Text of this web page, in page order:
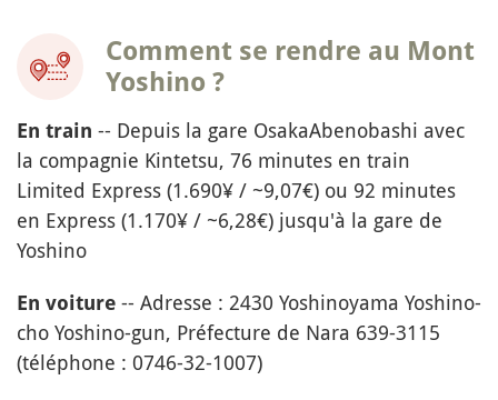
Comment se rendre au Mont
Yoshino ?
En train -- Depuis la gare OsakaAbenobashi avec
la compagnie Kintetsu, 76 minutes en train
Limited Express (1.690¥ / ~9,07€) ou 92 minutes
en Express (1.170¥ / ~6,28€) jusqu'à la gare de
Yoshino
En voiture -- Adresse : 2430 Yoshinoyama Yoshino-
cho Yoshino-gun, Préfecture de Nara 639-3115
(téléphone : 0746-32-1007)